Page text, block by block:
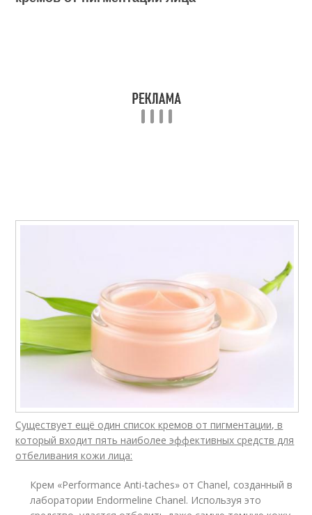
Существует ещё один список кремов от пигментации, в
который входит пять наиболее эффективных средств для
отбеливания кожи лица:
Крем «Performance Anti-taches» от Chanel, созданный в
лаборатории Endormeline Chanel. Используя это